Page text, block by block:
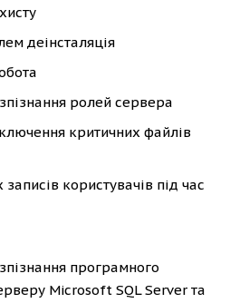
деінсталяція
ролей сервера
критичних файлів
користувачів під час
програмного
Microsoft SQL Server та